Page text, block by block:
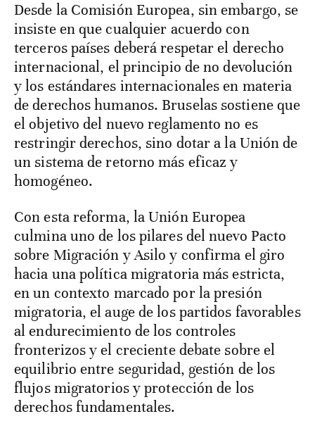
Desde la Comisión Europea, sin embargo, se
insiste en que cualquier acuerdo con
terceros países deberá respetar el derecho
internacional, el principio de no devolución
y los estándares internacionales en materia
de derechos humanos. Bruselas sostiene que
el objetivo del nuevo reglamento no es
restringir derechos, sino dotar a la Unión de
un sistema de retorno más eficaz y
homogéneo.
Con esta reforma, la Unión Europea
culmina uno de los pilares del nuevo Pacto
sobre Migración y Asilo y confirma el giro
hacia una política migratoria más estricta,
en un contexto marcado por la presión
migratoria, el auge de los partidos favorables
al endurecimiento de los controles
fronterizos y el creciente debate sobre el
equilibrio entre seguridad, gestión de los
flujos migratorios y protección de los
derechos fundamentales.